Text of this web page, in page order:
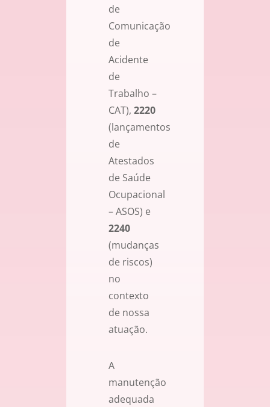
de
Comunicação
de
Acidente
de
Trabalho –
CAT),2220
(lançamentos
de
Atestados
de Saúde
Ocupacional
– ASOS) e
2240
(mudanças
de riscos)
no
contexto
de nossa
atuação.
A
manutenção
adequada